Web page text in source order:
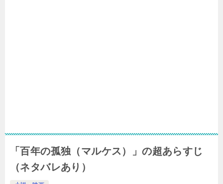
「百年の孤独（マルケス）」の超あらすじ
（ネタバレあり）